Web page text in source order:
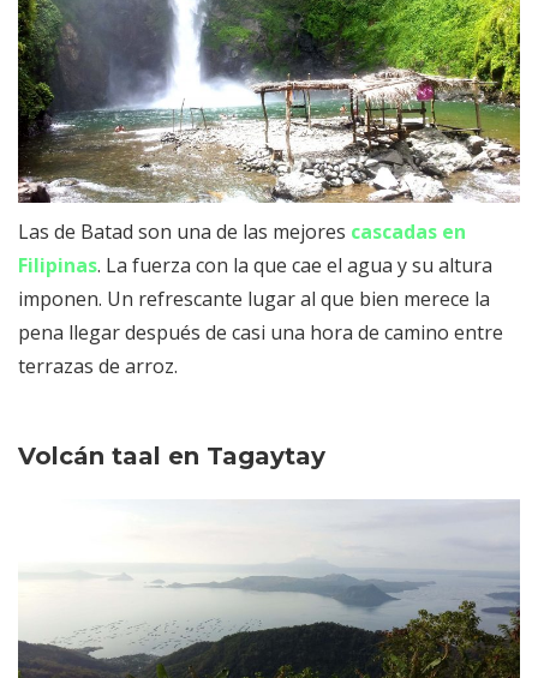
Las de Batad son una de las mejores cascadas en
Filipinas. La fuerza con la que cae el agua y su altura
imponen. Un refrescante lugar al que bien merece la
pena llegar después de casi una hora de camino entre
terrazas de arroz.
Volcán taal en Tagaytay